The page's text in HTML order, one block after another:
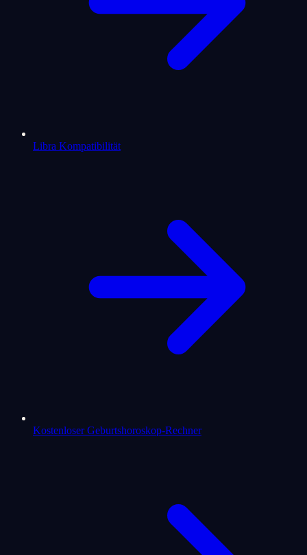
Libra Kompatibilität
Kostenloser Geburtshoroskop-Rechner